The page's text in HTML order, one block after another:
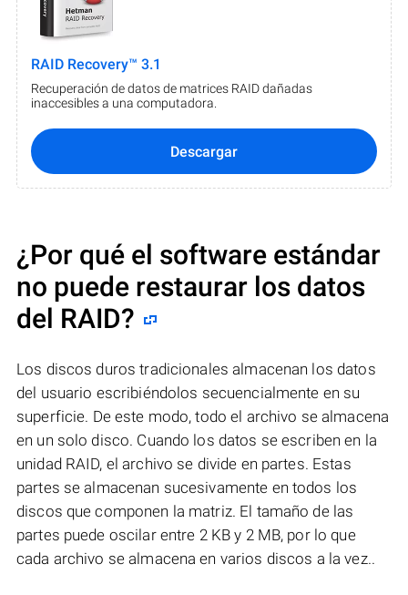
RAID Recovery™ 3.1
Recuperación de datos de matrices RAID dañadas
inaccesibles a una computadora.
Descargar
¿Por qué el software estándar
no puede restaurar los datos
del RAID?
Los discos duros tradicionales almacenan los datos
del usuario escribiéndolos secuencialmente en su
superficie. De este modo, todo el archivo se almacena
en un solo disco. Cuando los datos se escriben en la
unidad RAID, el archivo se divide en partes. Estas
partes se almacenan sucesivamente en todos los
discos que componen la matriz. El tamaño de las
partes puede oscilar entre 2 KB y 2 MB, por lo que
cada archivo se almacena en varios discos a la vez..